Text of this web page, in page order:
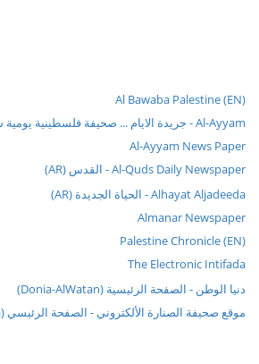
Al Bawaba Palestine (EN)
Al-Ayyam - جريدة الايام ... صحيفة فلسطينية يومية سياسية مستقلة (AR)
Al-Ayyam News Paper
Al-Quds Daily Newspaper - القدس (AR)
Alhayat Aljadeeda - الحياة الجديدة (AR)
Almanar Newspaper
Palestine Chronicle (EN)
The Electronic Intifada
دنيا الوطن - الصفحة الرئيسية (Donia-AlWatan)
موقع صحيفة الصنارة الألكتروني - الصفحة الرئيسي (Assennara)